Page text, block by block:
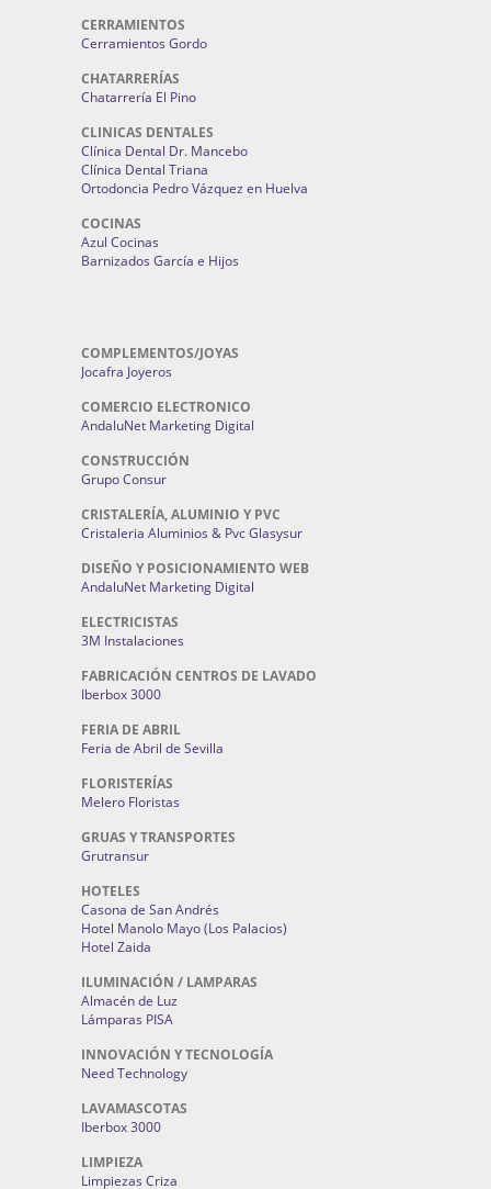
CERRAMIENTOS
Cerramientos Gordo
CHATARRERÍAS
Chatarrería El Pino
CLINICAS DENTALES
Clínica Dental Dr. Mancebo
Clínica Dental Triana
Ortodoncia Pedro Vázquez en Huelva
COCINAS
Azul Cocinas
Barnizados García e Hijos
COMPLEMENTOS/JOYAS
Jocafra Joyeros
COMERCIO ELECTRONICO
AndaluNet Marketing Digital
CONSTRUCCIÓN
Grupo Consur
CRISTALERÍA, ALUMINIO Y PVC
Cristaleria Aluminios & Pvc Glasysur
DISEÑO Y POSICIONAMIENTO WEB
AndaluNet Marketing Digital
ELECTRICISTAS
3M Instalaciones
FABRICACIÓN CENTROS DE LAVADO
Iberbox 3000
FERIA DE ABRIL
Feria de Abril de Sevilla
FLORISTERÍAS
Melero Floristas
GRUAS Y TRANSPORTES
Grutransur
HOTELES
Casona de San Andrés
Hotel Manolo Mayo (Los Palacios)
Hotel Zaida
ILUMINACIÓN / LAMPARAS
Almacén de Luz
Lámparas PISA
INNOVACIÓN Y TECNOLOGÍA
Need Technology
LAVAMASCOTAS
Iberbox 3000
LIMPIEZA
Limpiezas Criza